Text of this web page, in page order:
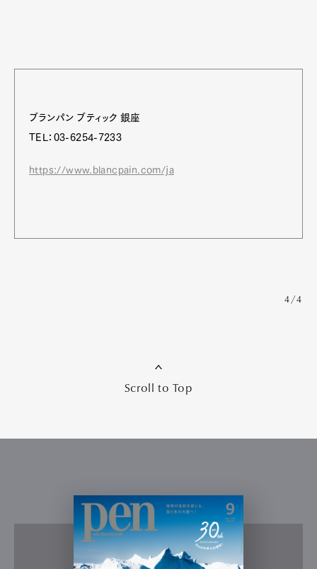
ブランパン ブティック 銀座
TEL：03-6254-7233
https://www.blancpain.com/ja
4/4
Scroll to Top